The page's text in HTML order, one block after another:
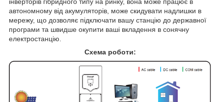
автономному від акумуляторів, може скидувати надлишки в
мережу, що дозволяє підключати вашу станцію до державної
програми та швидше окупити ваші вкладення в сонячну
електростанцію.
Схема роботи: